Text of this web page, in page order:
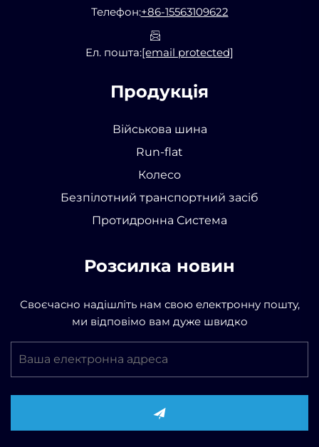
Телефон:+86-15563109622
Ел. пошта:[email protected]
Продукція
Військова шина
Run-flat
Колесо
Безпілотний транспортний засіб
Протидронна Система
Розсилка новин
Своєчасно надішліть нам свою електронну пошту,
ми відповімо вам дуже швидко